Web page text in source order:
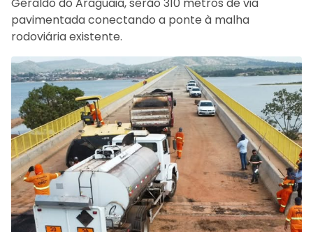
pavimentada conectando a ponte à malha
rodoviária existente.